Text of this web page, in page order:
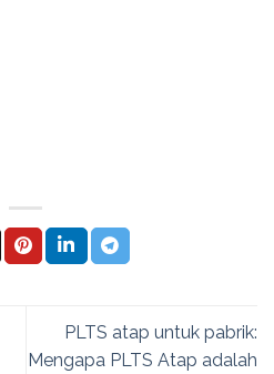
PLTS atap untuk pabrik:
Mengapa PLTS Atap adalah